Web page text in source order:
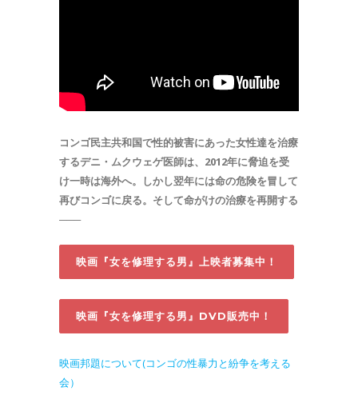
コンゴ民主共和国で性的被害にあった女性達を治療
するデニ・ムクウェゲ医師は、2012年に脅迫を受
け一時は海外へ。しかし翌年には命の危険を冒して
再びコンゴに戻る。そして命がけの治療を再開する
───
映画『女を修理する男』上映者募集中！
映画『女を修理する男』DVD販売中！
映画邦題について(コンゴの性暴力と紛争を考える
会）